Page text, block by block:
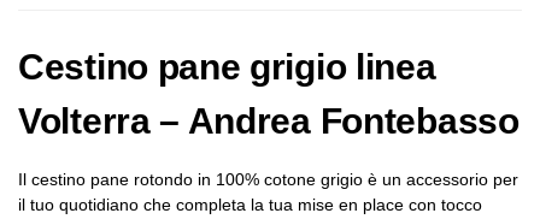
Cestino pane grigio linea
Volterra – Andrea Fontebasso
Il cestino pane rotondo in 100% cotone grigio è un accessorio per
il tuo quotidiano che completa la tua mise en place con tocco